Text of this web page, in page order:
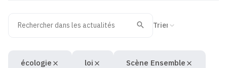
Recherche
Valider
écologie loi Scène Ensemble